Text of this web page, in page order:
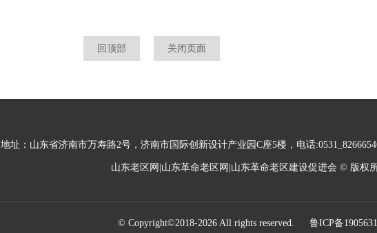
回顶部 关闭页面
地址：山东省济南市万寿路2号，济南市国际创新设计产业园C座5楼，电话
山东老区网|山东革命老区网|山东革命老区建设促进会 © 版
© Copyright©2018-2026 All rights reserved. 鲁ICP备